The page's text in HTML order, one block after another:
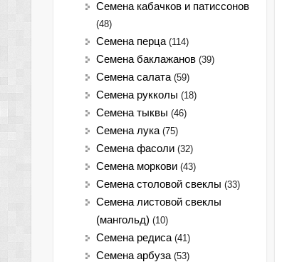
Семена кабачков и патиссонов
(48)
Семена перца (114)
Семена баклажанов (39)
Семена салата (59)
Семена рукколы (18)
Семена тыквы (46)
Семена лука (75)
Cемена фасоли (32)
Семена моркови (43)
Семена столовой свеклы (33)
Семена листовой свеклы
(мангольд) (10)
Семена редиса (41)
Семена арбуза (53)